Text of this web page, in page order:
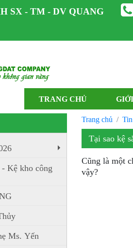
SX - TM - DV QUANG
TRANG CHỦ
Trang chủ
Tại sao kệ
Cũng là một
vậy?
Kệ kho công
Ms. Yến